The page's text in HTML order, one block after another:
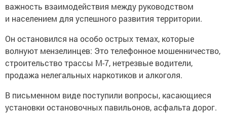
важность взаимодействия между руководством
и населением для успешного развития территории.
Он остановился на особо острых темах, которые
волнуют мензелинцев: Это телефонное мошенничество,
строительство трассы М-7, нетрезвые водители,
продажа нелегальных наркотиков и алкоголя.
В письменном виде поступили вопросы, касающиеся
установки остановочных павильонов, асфальта дорог.